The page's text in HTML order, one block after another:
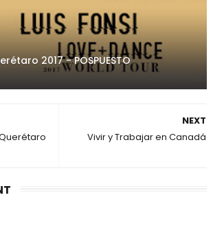
2017 - POSPUESTO
NEXT
Vivir y Trabajar en Canadá